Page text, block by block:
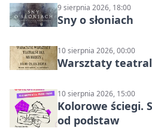
9 sierpnia 2026, 18:00
Sny o słoniach
10 sierpnia 2026, 00:00
Warsztaty
10 sierpnia 2026, 15:00
Kolorowe ściegi.
od podstaw